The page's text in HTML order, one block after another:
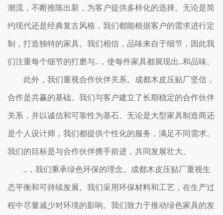
潮流，不断推陈出新，为客户提供多样化的选择。无论是简
约现代还是经典复古风格，我们都能根据客户的需求进行定
制，打造独特的家具。我们相信，品味来自于细节，因此我
们注重每个细节的打磨与..，使每件家具都展现出..和品味。
此外，我们重视合作伙伴关系。成都木皮压贴厂坚信，
合作是共赢的基础。我们与客户建立了长期稳定的合作伙伴
关系，并以诚信和可靠性为基石。无论是大型家具制造商还
是个人设计师，我们都提供个性化的服务，满足不同需求。
我们的目标是与合作伙伴携手前进，共同发展壮大。
..，我们秉承绿色环保的理念。成都木皮压贴厂重视生
态平衡和可持续发展。我们采用环保材料和工艺，在生产过
程中尽量减少对环境的影响。我们致力于推动绿色家具的发